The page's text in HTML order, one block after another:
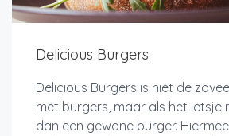
Delicious Burgers
Delicious Burgers is niet de
met burgers, maar als het ietsje
dan een gewone burger.